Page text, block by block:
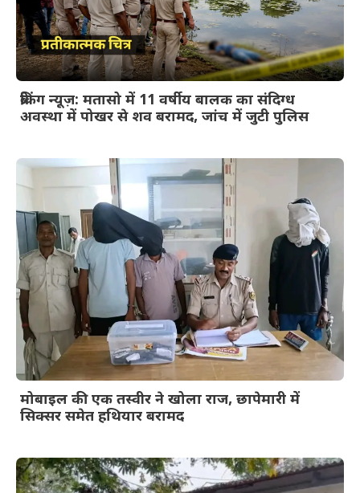
ब्रेकिंग न्यूज़: मतासो में 11 वर्षीय बालक का संदिग्ध
अवस्था में पोखर से शव बरामद, जांच में जुटी पुलिस
मोबाइल की एक तस्वीर ने खोला राज, छापेमारी में
सिक्सर समेत हथियार बरामद